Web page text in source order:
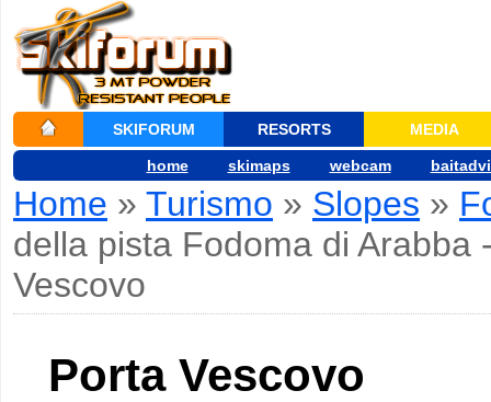
SKIFORUM RESORTS MEDIA
home skimaps webcam
Home » Turismo » Slopes »
della pista Fodoma di Arabba
Vescovo
Porta Vescovo